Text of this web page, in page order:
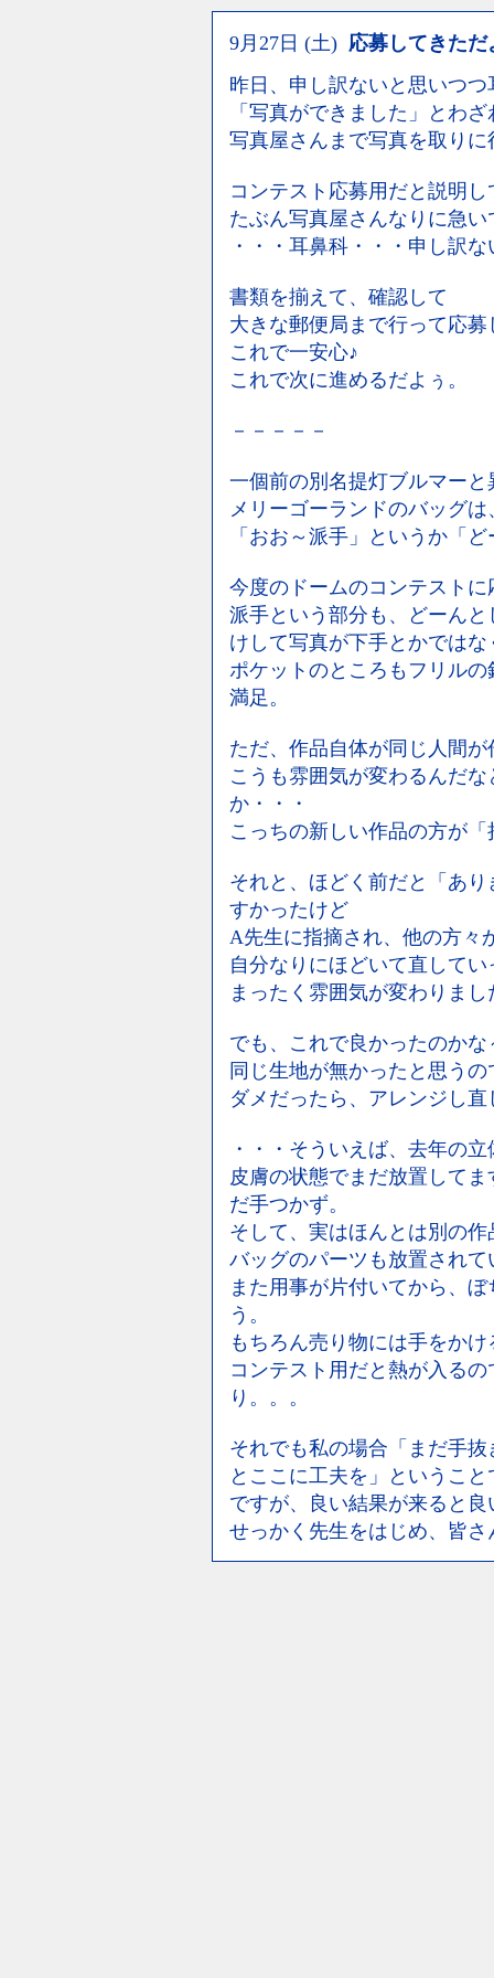
9月27日 (土) 応募してきただ
昨日、申し訳ないと思いつ
「写真ができました」とわ
写真屋さんまで写真を取り
コンテスト応募用だと説明し
たぶん写真屋さんなりに急
・・・耳鼻科・・・申し訳
書類を揃えて、確認して
大きな郵便局まで行って応
これで一安心♪
これで次に進めるだよぅ。
－－－－－
一個前の別名提灯ブルマーと
メリーゴーランドのバッグ
「おお～派手」というか「
今度のドームのコンテスト
派手という部分も、どーん
けして写真が下手とかでは
ポケットのところもフリル
満足。
ただ、作品自体が同じ人間が
こうも雰囲気が変わるんだ
か・・・
こっちの新しい作品の方が
それと、ほどく前だと「あ
すかったけど
A先生に指摘され、他の方々
自分なりにほどいて直して
まったく雰囲気が変わりまし
でも、これで良かったのか
同じ生地が無かったと思うの
ダメだったら、アレンジし
・・・そういえば、去年の立
皮膚の状態でまだ放置して
だ手つかず。
そして、実はほんとは別の
バッグのパーツも放置され
また用事が片付いてから、
う。
もちろん売り物には手をか
コンテスト用だと熱が入る
り。。。
それでも私の場合「まだ手
とここに工夫を」というこ
ですが、良い結果が来ると良
せっかく先生をはじめ、皆